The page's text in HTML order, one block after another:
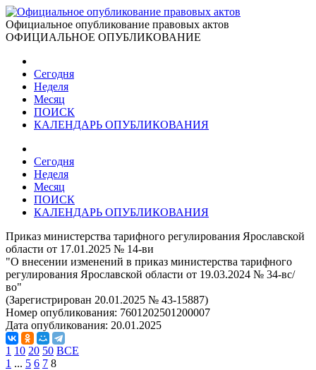
Официальное опубликование правовых актов
ОФИЦИАЛЬНОЕ ОПУБЛИКОВАНИЕ
Сегодня
Неделя
Месяц
ПОИСК
КАЛЕНДАРЬ ОПУБЛИКОВАНИЯ
Сегодня
Неделя
Месяц
ПОИСК
КАЛЕНДАРЬ ОПУБЛИКОВАНИЯ
Приказ министерства тарифного регулирования Ярославской
области от 17.01.2025 № 14-ви
"О внесении изменений в приказ министерства тарифного
регулирования Ярославской области от 19.03.2024 № 34-вс/
во"
(Зарегистрирован 20.01.2025 № 43-15887)
Номер опубликования: 7601202501200007
Дата опубликования: 20.01.2025
1 10 20 50 ВСЕ
1 ... 5 6 7 8